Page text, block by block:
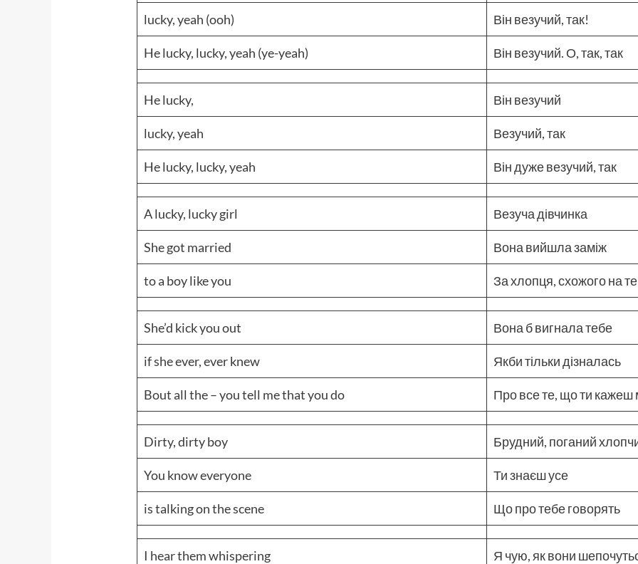
lucky, yeah (ooh) Він везучий, так!
He lucky, lucky, yeah (ye-yeah) Він везучий. О, так, так
He lucky, Він везучий
lucky, yeah Везучий, так
He lucky, lucky, yeah Він дуже везучий, так
A lucky, lucky girl Везуча дівчинка
She got married Вона вийшла заміж
to a boy like you За хлопця, схожого на
She’d kick you out Вона б вигнала тебе
if she ever, ever knew Якби тільки дізналась
Bout all the – you tell me that you do Про все те, що ти кажеш
Dirty, dirty boy Брудний, поганий
You know everyone Ти знаєш усе
is talking on the scene Що про тебе говорять
I hear them whispering Я чую, як вони